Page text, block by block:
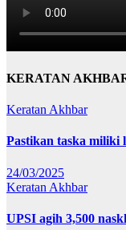
KERATAN
Keratan Akhbar
Pastikan taska miliki
24/03/2025
Keratan Akhbar
UPSI agih 3,500